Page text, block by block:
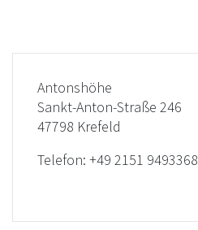
Antonshöhe
Sankt-Anton-Straße 246
47798 Krefeld
Telefon: +49 2151 9493368